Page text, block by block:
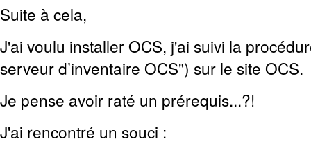
Suite à cela,
J'ai voulu installer OCS, j'ai suivi la
serveur d’inventaire OCS") sur le site OCS.
Je pense avoir raté un prérequis...?!
J'ai rencontré un souci :